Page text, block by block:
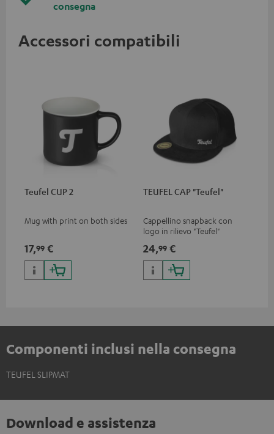
consegna
Accessori compatibili
Teufel CUP 2
Mug with print on both sides
17,99 €
TEUFEL CAP "Teufel"
Cappellino snapback con
logo in rilievo "Teufel"
24,99 €
Componenti inclusi nella consegna
TEUFEL SLIPMAT
Download e assistenza